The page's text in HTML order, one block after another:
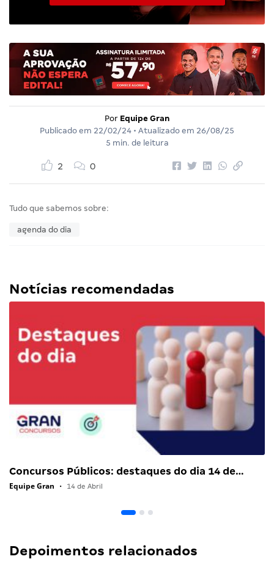
Por Equipe Gran
Publicado em 22/02/24 • Atualizado em 26/08/25
5 min. de leitura
2 0
Tudo que sabemos sobre:
agenda do dia
Notícias recomendadas
Concursos Públicos: destaques do dia 14 de…
Equipe Gran • 14 de Abril
Depoimentos relacionados